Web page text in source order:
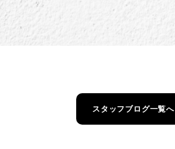
スタッフブログ一覧へ